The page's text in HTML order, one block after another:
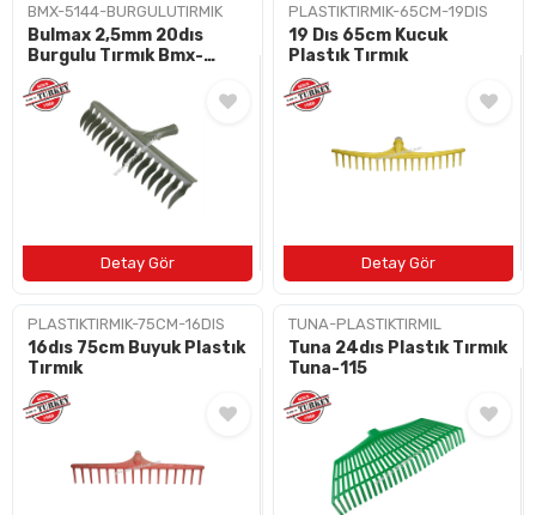
BMX-5144-BURGULUTIRMIK
Bulmax 2,5mm 20dıs
Burgulu Tırmık Bmx-
5144
PLASTIKTIRMIK-65CM-19DIS
19 Dıs 65cm Kucuk
Plastık Tırmık
PLASTIKTIRMIK-75CM-16DIS
16dıs 75cm Buyuk Plastık
Tırmık
TUNA-PLASTIKTIRMIL
Tuna 24dıs Plastık Tırmık
Tuna-115